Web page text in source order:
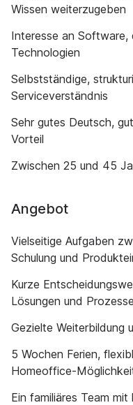
Wissen weiterzugeben
Interesse an Software,
Technologien
Selbstständige,
Serviceverständnis
Sehr gutes Deutsch,
Vorteil
Zwischen 25 und 45
Angebot
Vielseitige Aufgaben
Schulung und
Kurze
Lösungen und Prozesse
Gezielte Weiterbildung
5 Wochen Ferien,
Homeoffice-
Ein familiäres Team